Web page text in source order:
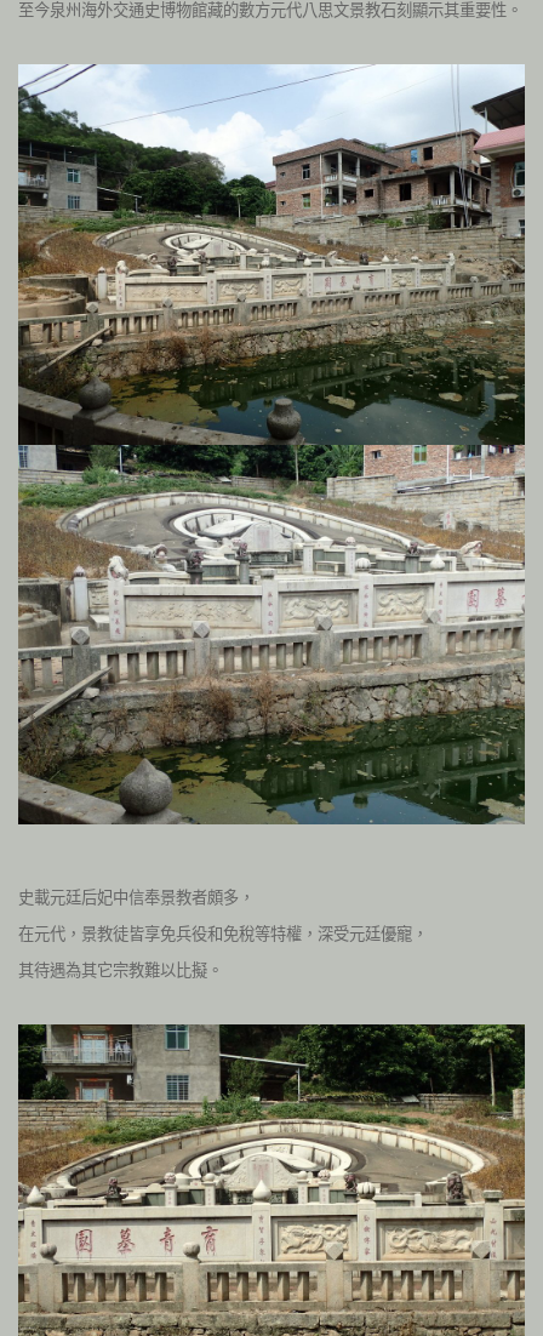
至今泉州海外交通史博物館藏的數方元代八思文景教石刻顯示其重要性。
史載元廷后妃中信奉景教者頗多，
在元代，景教徒皆享免兵役和免稅等特權，深受元廷優寵，
其待遇為其它宗教難以比擬。